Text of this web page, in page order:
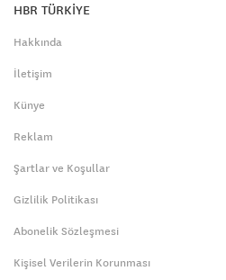
HBR TÜRKİYE
Hakkında
İletişim
Künye
Reklam
Şartlar ve Koşullar
Gizlilik Politikası
Abonelik Sözleşmesi
Kişisel Verilerin Korunması